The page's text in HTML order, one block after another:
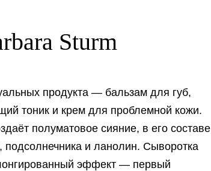
Sturm
продукта — бальзам для губ,
тоник и крем для проблемной кожи.
полуматовое сияние, в его составе
и ланолин. Сыворотка
эффект — первый